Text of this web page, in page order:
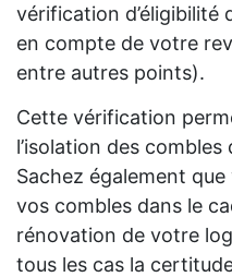
vérification
en compte de votre
entre autres points).
Cette vérification
l’isolation des combles
Sachez également
vos combles dans le
rénovation de votre
tous les cas la